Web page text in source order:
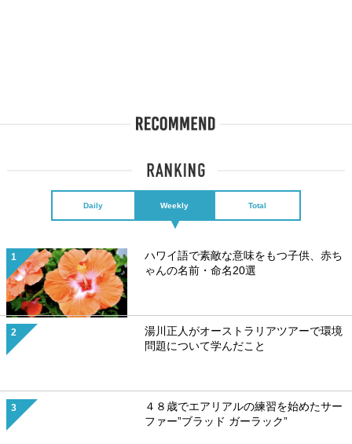
Daily Weekly Total
ハワイ語で素敵な意味をもつ子供、赤ち
ゃんの名前・命名20選
湯川正人がオーストラリアツアーで環境
問題について学んだこと
４８歳でエアリアルの練習を始めたサー
ファー”ブラッド ガーラック”